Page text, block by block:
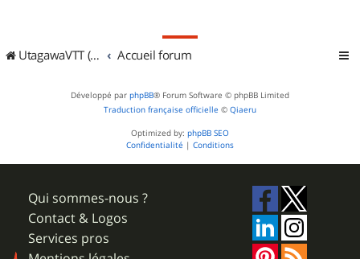
UtagawaVTT (Randos VTT et VTTAE avec traces GPS) Accueil forum
Développé par phpBB® Forum Software © phpBB Limited
Traduction française officielle © Qiaeru
Optimized by: phpBB SEO
Confidentialité | Conditions
Qui sommes-nous ?
Contact & Logos
Services pros